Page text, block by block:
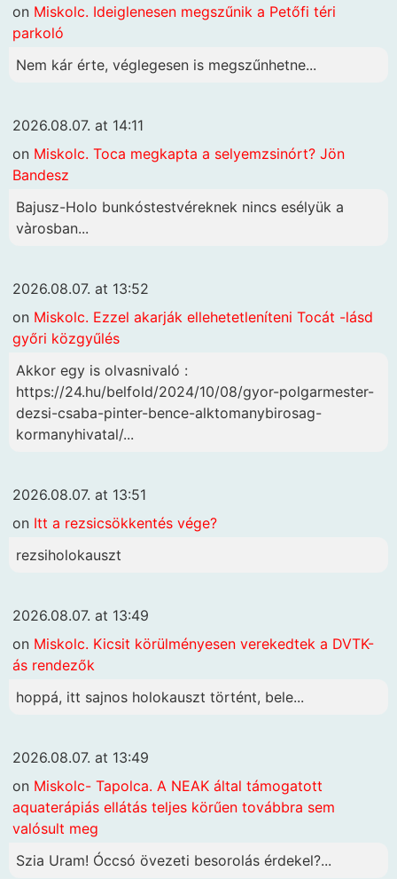
on Miskolc. Ideiglenesen megszűnik a Petőfi téri
parkoló
Nem kár érte, véglegesen is megszűnhetne...
2026.08.07. at 14:11
on Miskolc. Toca megkapta a selyemzsinórt? Jön
Bandesz
Bajusz-Holo bunkóstestvéreknek nincs esélyük a
vàrosban...
2026.08.07. at 13:52
on Miskolc. Ezzel akarják ellehetetleníteni Tocát -lásd
győri közgyűlés
Akkor egy is olvasnivaló :
https://24.hu/belfold/2024/10/08/gyor-polgarmester-
dezsi-csaba-pinter-bence-alktomanybirosag-
kormanyhivatal/...
2026.08.07. at 13:51
on Itt a rezsicsökkentés vége?
rezsiholokauszt
2026.08.07. at 13:49
on Miskolc. Kicsit körülményesen verekedtek a DVTK-
ás rendezők
hoppá, itt sajnos holokauszt történt, bele...
2026.08.07. at 13:49
on Miskolc- Tapolca. A NEAK által támogatott
aquaterápiás ellátás teljes körűen továbbra sem
valósult meg
Szia Uram! Óccsó övezeti besorolás érdekel?...